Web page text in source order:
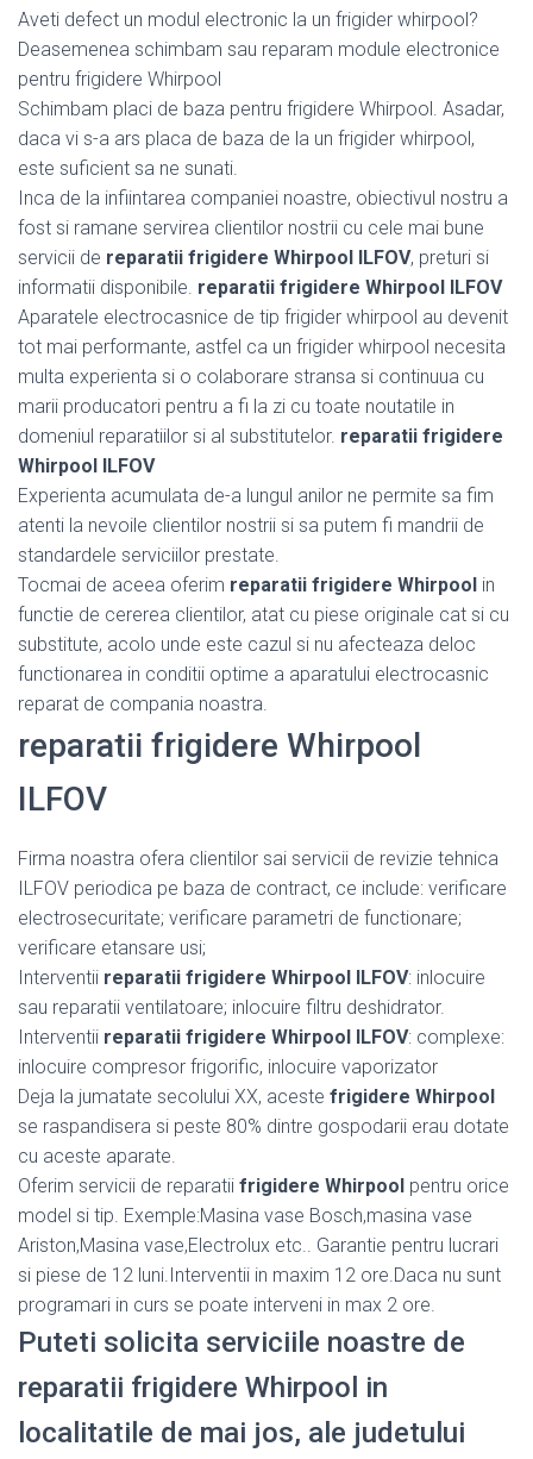
Aveti defect un modul electronic la un frigider whirpool?
Deasemenea schimbam sau reparam module electronice
pentru frigidere Whirpool
Schimbam placi de baza pentru frigidere Whirpool. Asadar,
daca vi s-a ars placa de baza de la un frigider whirpool,
este suficient sa ne sunati.
Inca de la infiintarea companiei noastre, obiectivul nostru a
fost si ramane servirea clientilor nostrii cu cele mai bune
servicii de reparatii frigidere Whirpool ILFOV, preturi si
informatii disponibile. reparatii frigidere Whirpool ILFOV
Aparatele electrocasnice de tip frigider whirpool au devenit
tot mai performante, astfel ca un frigider whirpool necesita
multa experienta si o colaborare stransa si continuua cu
marii producatori pentru a fi la zi cu toate noutatile in
domeniul reparatiilor si al substitutelor. reparatii frigidere
Whirpool ILFOV
Experienta acumulata de-a lungul anilor ne permite sa fim
atenti la nevoile clientilor nostrii si sa putem fi mandrii de
standardele serviciilor prestate.
Tocmai de aceea oferim reparatii frigidere Whirpool in
functie de cererea clientilor, atat cu piese originale cat si cu
substitute, acolo unde este cazul si nu afecteaza deloc
functionarea in conditii optime a aparatului electrocasnic
reparat de compania noastra.
reparatii frigidere Whirpool
ILFOV
Firma noastra ofera clientilor sai servicii de revizie tehnica
ILFOV periodica pe baza de contract, ce include: verificare
electrosecuritate; verificare parametri de functionare;
verificare etansare usi;
Interventii reparatii frigidere Whirpool ILFOV: inlocuire
sau reparatii ventilatoare; inlocuire filtru deshidrator.
Interventii reparatii frigidere Whirpool ILFOV: complexe:
inlocuire compresor frigorific, inlocuire vaporizator
Deja la jumatate secolului XX, aceste frigidere Whirpool
se raspandisera si peste 80% dintre gospodarii erau dotate
cu aceste aparate.
Oferim servicii de reparatii frigidere Whirpool pentru orice
model si tip. Exemple:Masina vase Bosch,masina vase
Ariston,Masina vase,Electrolux etc.. Garantie pentru lucrari
si piese de 12 luni.Interventii in maxim 12 ore.Daca nu sunt
programari in curs se poate interveni in max 2 ore.
Puteti solicita serviciile noastre de
reparatii frigidere Whirpool in
localitatile de mai jos, ale judetului